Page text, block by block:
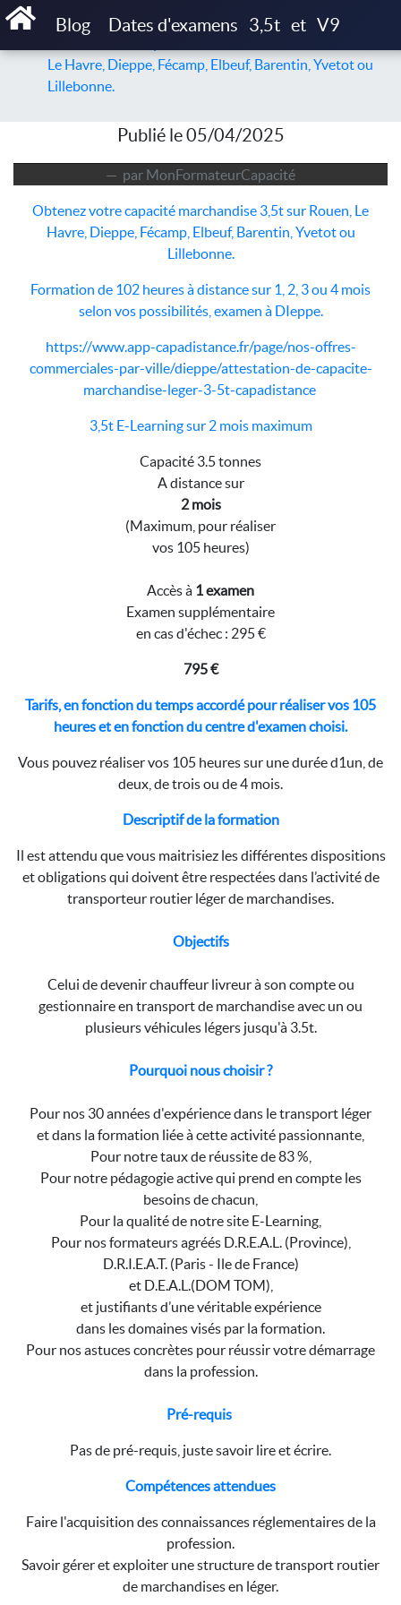
Blog Dates d'examens 3,5t et V9
Accueil
Articles
Le Havre, Dieppe, Fécamp, Elbeuf, Barentin, Yvetot ou
Lillebonne.
Publié le 05/04/2025
par MonFormateurCapacité
Obtenez votre capacité marchandise 3,5t sur Rouen, Le
Havre, Dieppe, Fécamp, Elbeuf, Barentin, Yvetot ou
Lillebonne.
Formation de 102 heures à distance sur 1, 2, 3 ou 4 mois
selon vos possibilités, examen à DIeppe.
https://www.app-capadistance.fr/page/nos-offres-
commerciales-par-ville/dieppe/attestation-de-capacite-
marchandise-leger-3-5t-capadistance
3,5t E-Learning sur 2 mois maximum
Capacité 3.5 tonnes
A distance sur
2 mois
(Maximum, pour réaliser
vos 105 heures)
Accès à 1 examen
Examen supplémentaire
en cas d'échec : 295 €
795 €
Tarifs, en fonction du temps accordé pour réaliser vos 105
heures et en fonction du centre d'examen choisi.
Vous pouvez réaliser vos 105 heures sur une durée d1un, de
deux, de trois ou de 4 mois.
Descriptif de la formation
Il est attendu que vous maitrisiez les différentes dispositions
et obligations qui doivent être respectées dans l’activité de
transporteur routier léger de marchandises.
Objectifs
Celui de devenir chauffeur livreur à son compte ou
gestionnaire en transport de marchandise avec un ou
plusieurs véhicules légers jusqu'à 3.5t.
Pourquoi nous choisir ?
Pour nos 30 années d'expérience dans le transport léger
et dans la formation liée à cette activité passionnante,
Pour notre taux de réussite de 83 %,
Pour notre pédagogie active qui prend en compte les
besoins de chacun,
Pour la qualité de notre site E-Learning,
Pour nos formateurs agréés D.R.E.A.L. (Province),
D.R.I.E.A.T. (Paris - Ile de France)
et D.E.A.L.(DOM TOM),
et justifiants d’une véritable expérience
dans les domaines visés par la formation.
Pour nos astuces concrètes pour réussir votre démarrage
dans la profession.
Pré-requis
Pas de pré-requis, juste savoir lire et écrire.
Compétences attendues
Faire l'acquisition des connaissances réglementaires de la
profession.
Savoir gérer et exploiter une structure de transport routier
de marchandises en léger.